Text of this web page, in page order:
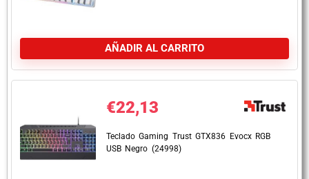
AÑADIR AL CARRITO
€22,13
Teclado Gaming Trust GTX836 Evocx RGB
USB Negro (24998)